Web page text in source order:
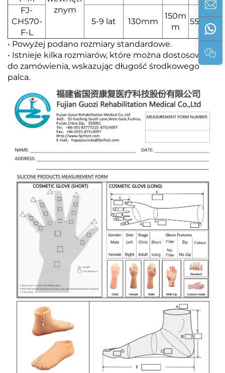
znym
FJ-
CHS70-
F-L
5-9 lat 130mm
150m
m
55mm
• Powyżej podano rozmiary standardowe.
• Istnieje kilka rozmiarów, które można dostosować
do zamówienia, wskazując długość środkowego
palca.